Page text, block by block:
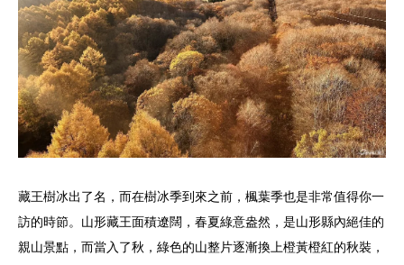
藏王樹冰出了名，而在樹冰季到來之前，楓葉季也是非常值得你一
訪的時節。山形藏王面積遼闊，春夏綠意盎然，是山形縣內絕佳的
親山景點，而當入了秋，綠色的山整片逐漸換上橙黃橙紅的秋裝，